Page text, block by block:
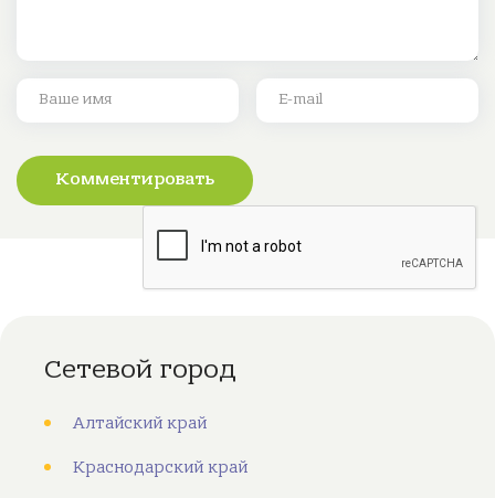
Комментировать
Сетевой город
Алтайский край
Краснодарский край